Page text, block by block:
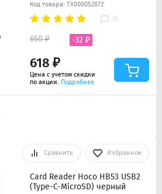
Код товара: ТХ000052872
0
618 ₽
650 ₽ -32 ₽
Цена с учетом скидки
по акции. Подробнее
Сравнить Избранное
Card Reader Hoco HB53 USB2
(Type-C-MicroSD) черный